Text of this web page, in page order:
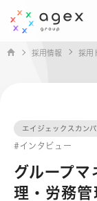
採用情報 採用
エイジェックスカン
#インタビュー
グループ
理・労務管